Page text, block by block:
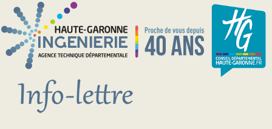
Aller au contenu principal